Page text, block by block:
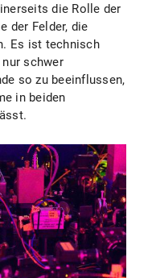
die Rolle der
der Felder, die
Es ist technisch
schwer
so zu beeinflussen,
in beiden